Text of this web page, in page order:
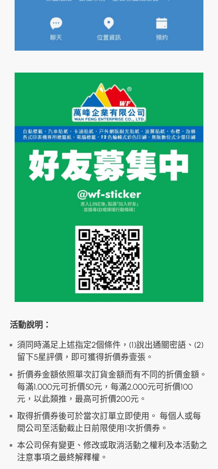
活動說明：
須同時滿足上述指定2個條件，(1)說出通關密語、(2)
留下5星評價，即可獲得折價券壹張。
折價券金額依照單次訂貨金額而有不同的折價金額。
每滿1,000元可折價50元，每滿2,000元可折價100
元，以此類推，最高可折價200元。
取得折價券後可於當次訂單立即使用。 每個人或每
間公司至活動截止日前限使用1次折價券。
本公司保有變更、修改或取消活動之權利及本活動之
注意事項之最終解釋權。